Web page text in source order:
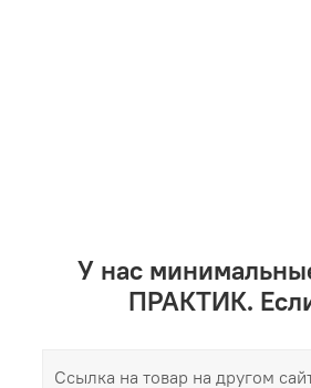
У нас
ПРАКТИК.